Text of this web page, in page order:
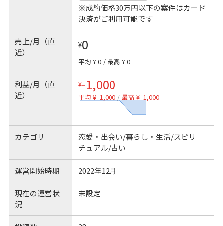
※成約価格30万円以下の案件はカード
決済がご利用可能です
売上/月（直
近）
¥0
平均 ¥ 0 / 最高 ¥ 0
利益/月（直
近）
¥-1,000
平均 ¥ -1,000 / 最高 ¥ -1,000
カテゴリ
恋愛・出会い/暮らし・生活/スピリ
チュアル/占い
運営開始時期 2022年12月
現在の運営状
況
未設定